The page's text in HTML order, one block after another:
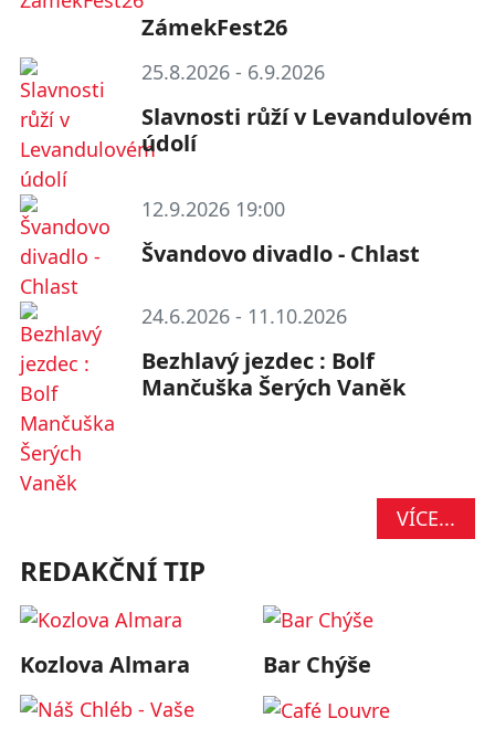
ZámekFest26
25.8.2026 - 6.9.2026
Slavnosti růží v Levandulovém
údolí
12.9.2026 19:00
Švandovo divadlo - Chlast
24.6.2026 - 11.10.2026
Bezhlavý jezdec : Bolf
Mančuška Šerých Vaněk
VÍCE...
REDAKČNÍ TIP
Kozlova Almara Bar Chýše